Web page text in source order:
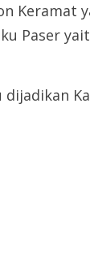
Keramat
Paser